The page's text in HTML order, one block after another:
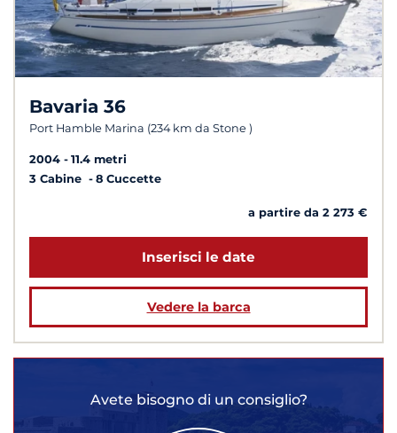
Bavaria 36
Port Hamble Marina (234 km da Stone )
2004
11.4 metri
3 Cabine
8 Cuccette
a partire da 2 273 €
Inserisci le date
Vedere la barca
Avete bisogno di un consiglio?